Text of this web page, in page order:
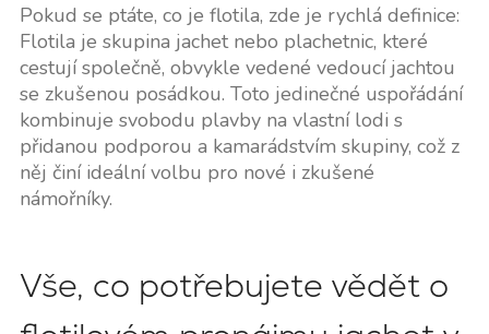
Pokud se ptáte, co je flotila, zde je rychlá definice:
Flotila je skupina jachet nebo plachetnic, které
cestují společně, obvykle vedené vedoucí jachtou
se zkušenou posádkou. Toto jedinečné uspořádání
kombinuje svobodu plavby na vlastní lodi s
přidanou podporou a kamarádstvím skupiny, což z
něj činí ideální volbu pro nové i zkušené
námořníky.
Vše, co potřebujete vědět o